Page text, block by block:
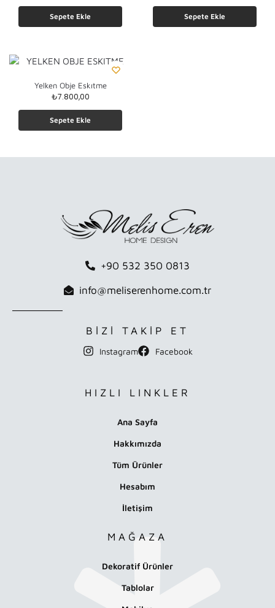
Sepete Ekle Sepete Ekle
Yelken Obje Eskıtme
₺7.800,00
Sepete Ekle
+90 532 350 0813
info@meliserenhome.com.tr
BİZİ TAKİP ET
Instagram Facebook
HIZLI LINKLER
Ana Sayfa
Hakkımızda
Tüm Ürünler
Hesabım
İletişim
MAĞAZA
Dekoratif Ürünler
Tablolar